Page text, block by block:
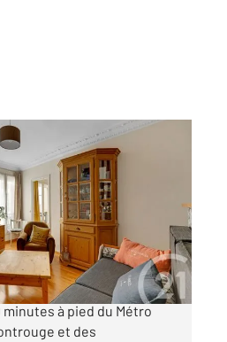
à vendre
€
PISCINE Idéalement
minutes à pied du Métro
et des